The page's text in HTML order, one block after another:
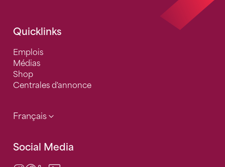
Quicklinks
Emplois
Médias
Shop
Centrales d'annonce
Français
Social Media